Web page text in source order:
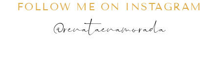
FOLLOW ME ON INSTAGRAM
@renataenamorada